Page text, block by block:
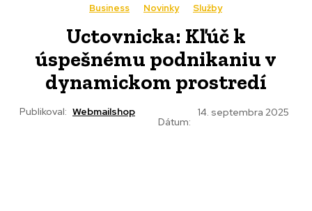
Business Novinky Služby
Uctovnicka: Kľúč k
úspešnému podnikaniu v
dynamickom prostredí
Publikoval: Webmailshop
Dátum:
14. septembra 2025